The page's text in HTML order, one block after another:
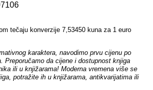
tečaju konverzije 7,53450 kuna za 1 euro
karaktera, navodimo prvu cijenu po
Preporučamo da cijene i dostupnost knjiga
ili u knjižarama! Moderna vremena više se
potražite ih u knjižarama, antikvarijatima ili